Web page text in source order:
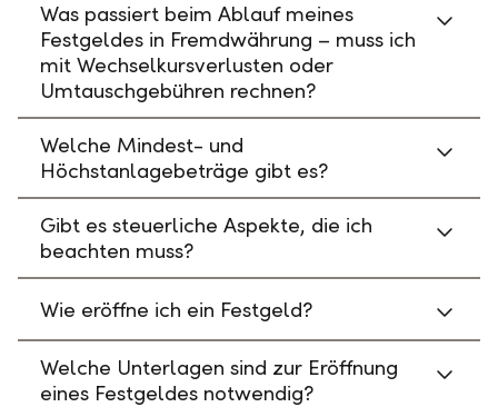
Was passiert beim Ablauf meines
Festgeldes in Fremdwährung – muss ich
mit Wechselkursverlusten oder
Umtauschgebühren rechnen?
Welche Mindest- und
Höchstanlagebeträge gibt es?
Gibt es steuerliche Aspekte, die ich
beachten muss?
Wie eröffne ich ein Festgeld?
Welche Unterlagen sind zur Eröffnung
eines Festgeldes notwendig?